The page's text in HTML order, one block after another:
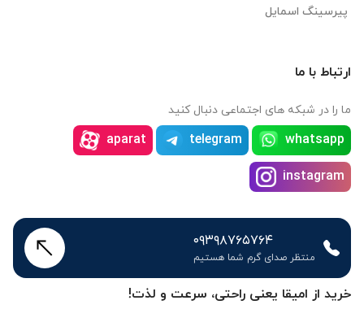
خرید از امیقا یعنی راحتی، سرعت و لذت!
پیرسینگ اسمایل
ارتباط با ما
ما را در شبکه های اجتماعی دنبال کنید
whatsapp
telegram
aparat
instagram
۰۹۳۹۸۷۶۵۷۶۴
منتظر صدای گرم شما هستیم